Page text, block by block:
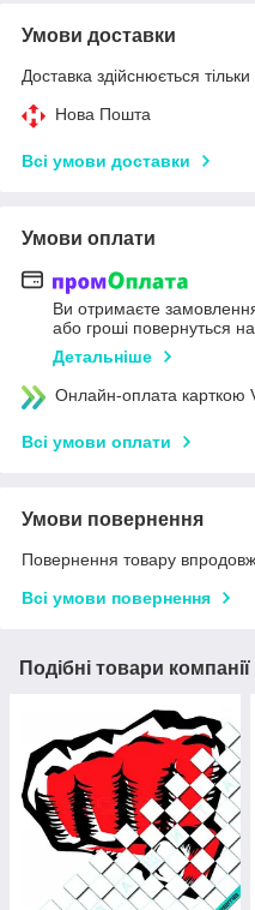
Умови доставки
Доставка здійснюється
Нова Пошта
Всі умови доставки
Умови оплати
Ви отримаєте
або гроші повернуться
Детальніше
Онлайн-оплата карткою
Всі умови оплати
Умови повернення
Повернення товару
Всі умови повернення
Подібні товари компанії